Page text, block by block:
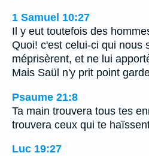
1 Samuel 10:27
Il y eut toutefois des
Quoi! c'est celui-ci qui nous
méprisèrent, et ne lui
Mais Saül n'y prit point
Psaume 21:8
Ta main trouvera tous tes
trouvera ceux qui te
Luc 19:27